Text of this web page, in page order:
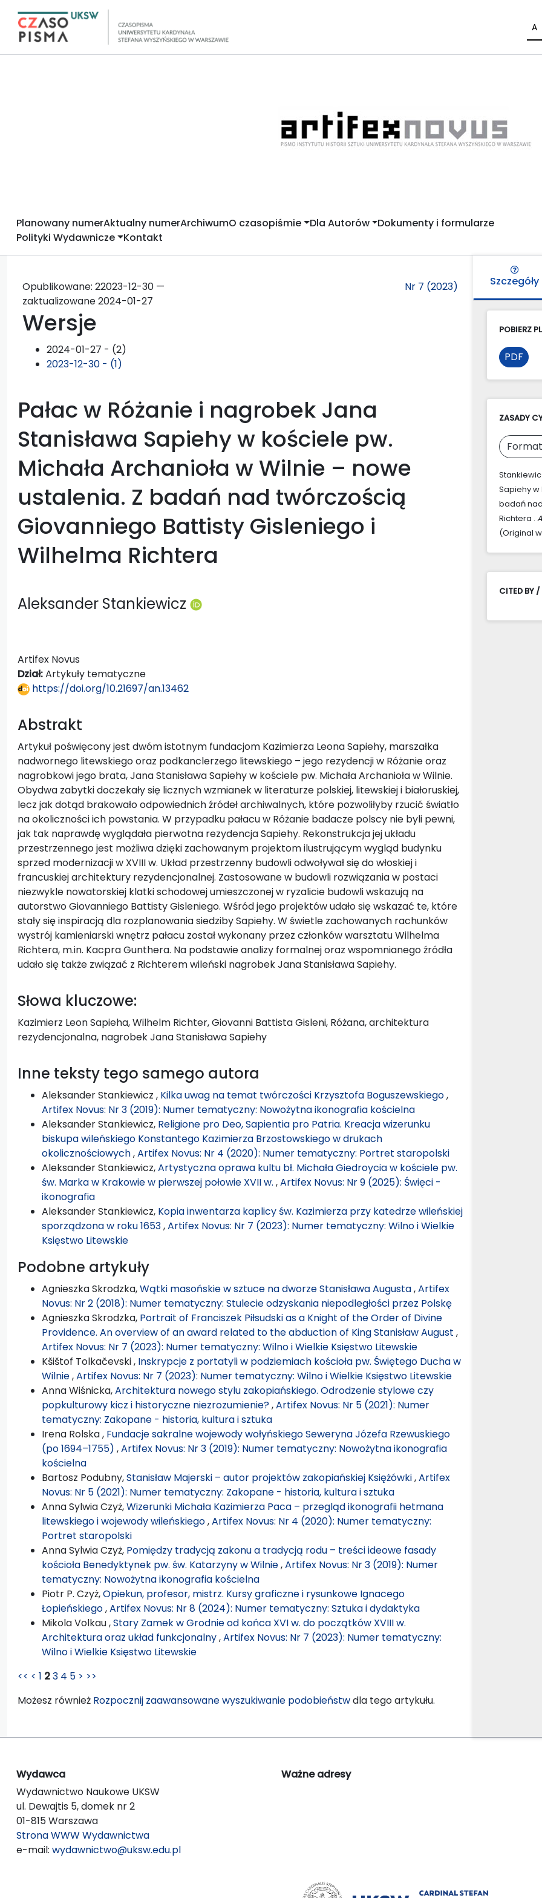
A
Planowany numerAktualny numerArchiwumO czasopiśmie Dla Autorów
Dokumenty i formularze
Polityki Wydawnicze Kontakt
Opublikowane: 22023-12-30 —
zaktualizowane 2024-01-27
Wersje
2024-01-27 - (2)
2023-12-30 - (1)
Nr 7 (2023)
Pałac w Różanie i nagrobek Jana
Stanisława Sapiehy w kościele pw.
Michała Archanioła w Wilnie – nowe
ustalenia. Z badań nad twórczością
Giovanniego Battisty Gisleniego i
Wilhelma Richtera
Aleksander Stankiewicz
Artifex Novus
Dział:Artykuły tematyczne
https://doi.org/10.21697/an.13462
Abstrakt
Artykuł poświęcony jest dwóm istotnym fundacjom Kazimierza Leona Sapiehy, marszałka
nadwornego litewskiego oraz podkanclerzego litewskiego – jego rezydencji w Różanie oraz
nagrobkowi jego brata, Jana Stanisława Sapiehy w kościele pw. Michała Archanioła w Wilnie.
Obydwa zabytki doczekały się licznych wzmianek w literaturze polskiej, litewskiej i białoruskiej,
lecz jak dotąd brakowało odpowiednich źródeł archiwalnych, które pozwoliłyby rzucić światło
na okoliczności ich powstania. W przypadku pałacu w Różanie badacze polscy nie byli pewni,
jak tak naprawdę wyglądała pierwotna rezydencja Sapiehy. Rekonstrukcja jej układu
przestrzennego jest możliwa dzięki zachowanym projektom ilustrującym wygląd budynku
sprzed modernizacji w XVIII w. Układ przestrzenny budowli odwoływał się do włoskiej i
francuskiej architektury rezydencjonalnej. Zastosowane w budowli rozwiązania w postaci
niezwykle nowatorskiej klatki schodowej umieszczonej w ryzalicie budowli wskazują na
autorstwo Giovanniego Battisty Gisleniego. Wśród jego projektów udało się wskazać te, które
stały się inspiracją dla rozplanowania siedziby Sapiehy. W świetle zachowanych rachunków
wystrój kamieniarski wnętrz pałacu został wykonany przez członków warsztatu Wilhelma
Richtera, m.in. Kacpra Gunthera. Na podstawie analizy formalnej oraz wspomnianego źródła
udało się także związać z Richterem wileński nagrobek Jana Stanisława Sapiehy.
Słowa kluczowe:
Kazimierz Leon Sapieha, Wilhelm Richter, Giovanni Battista Gisleni, Różana, architektura
rezydencjonalna, nagrobek Jana Stanisława Sapiehy
Inne teksty tego samego autora
Aleksander Stankiewicz , Kilka uwag na temat twórczości Krzysztofa Boguszewskiego,
Artifex Novus: Nr 3 (2019): Numer tematyczny: Nowożytna ikonografia kościelna
Aleksander Stankiewicz, Religione pro Deo, Sapientia pro Patria. Kreacja wizerunku
biskupa wileńskiego Konstantego Kazimierza Brzostowskiego w drukach
okolicznościowych,Artifex Novus: Nr 4 (2020): Numer tematyczny: Portret staropolski
Aleksander Stankiewicz,Artystyczna oprawa kultu bł. Michała Giedroycia w kościele pw.
św. Marka w Krakowie w pierwszej połowie XVII w. ,Artifex Novus: Nr 9 (2025): Święci -
ikonografia
Aleksander Stankiewicz, Kopia inwentarza kaplicy św. Kazimierza przy katedrze wileńskiej
sporządzona w roku 1653,Artifex Novus: Nr 7 (2023): Numer tematyczny: Wilno i Wielkie
Księstwo Litewskie
Podobne artykuły
Agnieszka Skrodzka,Wątki masońskie w sztuce na dworze Stanisława Augusta,Artifex
Novus: Nr 2 (2018): Numer tematyczny: Stulecie odzyskania niepodległości przez Polskę
Agnieszka Skrodzka, Portrait of Franciszek Piłsudski as a Knight of the Order of Divine
Providence. An overview of an award related to the abduction of King Stanisław August ,
Artifex Novus: Nr 7 (2023): Numer tematyczny: Wilno i Wielkie Księstwo Litewskie
Kšištof Tolkačevski , Inskrypcje z portatyli w podziemiach kościoła pw. Świętego Ducha w
Wilnie,Artifex Novus: Nr 7 (2023): Numer tematyczny: Wilno i Wielkie Księstwo Litewskie
Anna Wiśnicka,Architektura nowego stylu zakopiańskiego. Odrodzenie stylowe czy
popkulturowy kicz i historyczne niezrozumienie?,Artifex Novus: Nr 5 (2021): Numer
tematyczny: Zakopane - historia, kultura i sztuka
Irena Rolska , Fundacje sakralne wojewody wołyńskiego Seweryna Józefa Rzewuskiego
(po 1694–1755) ,Artifex Novus: Nr 3 (2019): Numer tematyczny: Nowożytna ikonografia
kościelna
Bartosz Podubny,Stanisław Majerski – autor projektów zakopiańskiej Księżówki,Artifex
Novus: Nr 5 (2021): Numer tematyczny: Zakopane - historia, kultura i sztuka
Anna Sylwia Czyż,Wizerunki Michała Kazimierza Paca – przegląd ikonografii hetmana
litewskiego i wojewody wileńskiego,Artifex Novus: Nr 4 (2020): Numer tematyczny:
Portret staropolski
Anna Sylwia Czyż, Pomiędzy tradycją zakonu a tradycją rodu – treści ideowe fasady
kościoła Benedyktynek pw. św. Katarzyny w Wilnie,Artifex Novus: Nr 3 (2019): Numer
tematyczny: Nowożytna ikonografia kościelna
Piotr P. Czyż,Opiekun, profesor, mistrz. Kursy graficzne i rysunkowe Ignacego
Łopieńskiego,Artifex Novus: Nr 8 (2024): Numer tematyczny: Sztuka i dydaktyka
Mikola Volkau ,Stary Zamek w Grodnie od końca XVI w. do początków XVIII w.
Architektura oraz układ funkcjonalny,Artifex Novus: Nr 7 (2023): Numer tematyczny:
Wilno i Wielkie Księstwo Litewskie
<< < 1 23 4 5 > >>
Możesz również Rozpocznij zaawansowane wyszukiwanie podobieństwdla tego artykułu.
Szczegóły
POBIERZ
PDF
ZASADY
Sapiehy w
badań
Richtera .
(Original
CITED BY /
Wydawca
Wydawnictwo Naukowe UKSW
ul. Dewajtis 5, domek nr 2
01-815 Warszawa
Strona WWW Wydawnictwa
e-mail: wydawnictwo@uksw.edu.pl
Ważne adresy